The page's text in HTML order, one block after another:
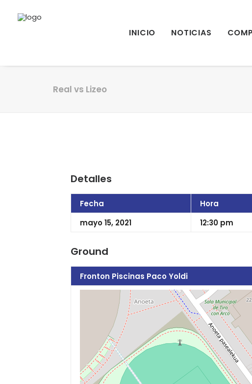
INICIO NOTICIAS
Real vs Lizeo
Detalles
Fecha Hora
mayo 15, 2021
12:30 pm
Ground
Fronton Piscinas Paco Yoldi